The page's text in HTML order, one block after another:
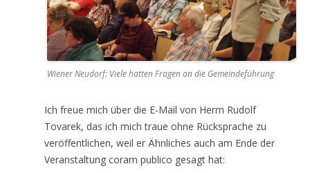
Wiener Neudorf: Viele hatten Fragen an die Gemeindeführung
Ich freue mich über die E-Mail von Herrn Rudolf
Tovarek, das ich mich traue ohne Rücksprache zu
veröffentlichen, weil er Ähnliches auch am Ende der
Veranstaltung coram publico gesagt hat: